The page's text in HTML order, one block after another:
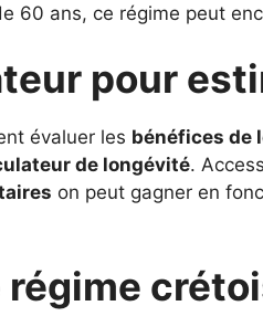
60 ans, ce régime peut
pour
évaluer les bénéfices de
de longévité.
on peut gagner en